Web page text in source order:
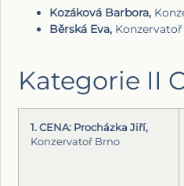
Kozáková Barbora,
Běrská Eva,
Kategorie II
1. CENA: Procházka Jiří,
Konzervatoř Brno